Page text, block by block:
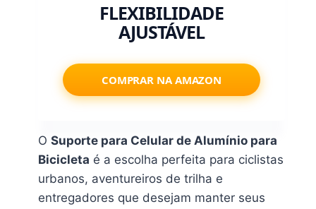
FLEXIBILIDADE
AJUSTÁVEL
COMPRAR NA AMAZON
O Suporte para Celular de Alumínio para
Bicicleta é a escolha perfeita para ciclistas
urbanos, aventureiros de trilha e
entregadores que desejam manter seus